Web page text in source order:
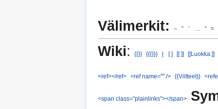
Välimerkit: – ” ’ ° ≈
Wiki: {{}} {{{}}} | [ ] [[ ]] [[Luokka:]]
<ref></ref> <ref name="" /> {{Viitteet}}
<span class="plainlinks"></span>